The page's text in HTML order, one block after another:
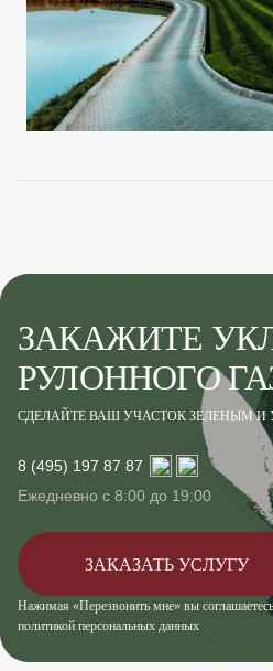
ЗАКАЖИТЕ
РУЛОННОГО
СДЕЛАЙТЕ ВАШ УЧАСТОК ЗЕЛЕНЫМ
8 (495) 197 87 87
Ежедневно с 8:00 до 19:00
Нажимая «Перезвонить мне» вы
политикой персональных данных
ЗАКАЗАТЬ УСЛУГУ